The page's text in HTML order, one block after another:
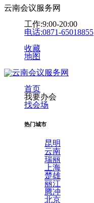
云南会议服务网
工作:9:00-20:00
电话:0871-65018855
收藏
地图
首页
我要办会
找会场
热门城市
昆明
云南
瑞丽
上海
楚雄
丽江
腾冲
北京